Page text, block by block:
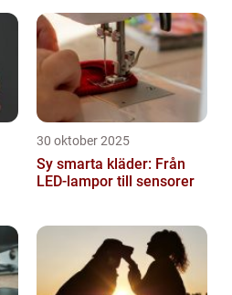
30 oktober 2025
Sy smarta kläder: Från
LED-lampor till sensorer